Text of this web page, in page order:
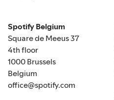
Spotify Belgium
Square de Meeus 37
4th floor
1000 Brussels
Belgium
office@spotify.com